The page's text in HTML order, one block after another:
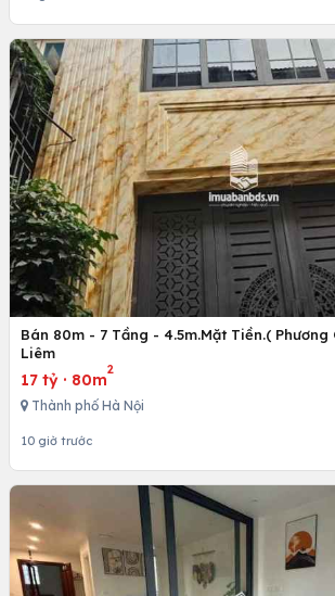
Bán 80m - 7 Tầng - 4.5m.Mặt Tiền.( Phương
Liêm
17 tỷ · 80m
2
Thành phố Hà Nội
10 giờ trước